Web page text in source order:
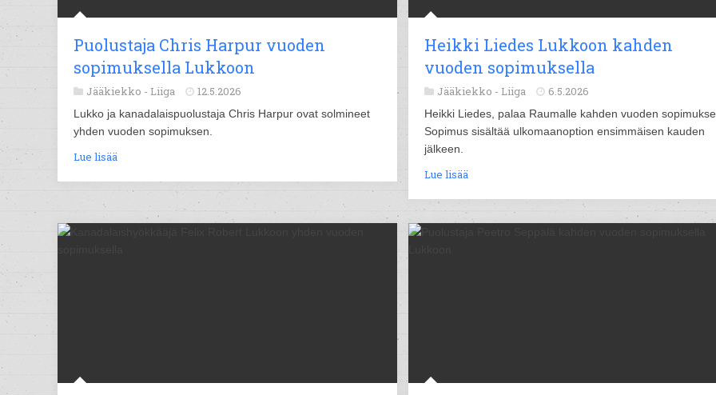
Puolustaja Chris Harpur vuoden
sopimuksella Lukkoon
Jääkiekko - Liiga 12.5.2026
Lukko ja kanadalaispuolustaja Chris Harpur ovat solmineet
yhden vuoden sopimuksen.
Lue lisää
Heikki Liedes Lukkoon kahden
vuoden sopimuksella
Jääkiekko - Liiga 6.5.2026
Heikki Liedes, palaa Raumalle kahden vuoden
Sopimus sisältää ulkomaanoption ensimmäisen kauden
jälkeen.
Lue lisää